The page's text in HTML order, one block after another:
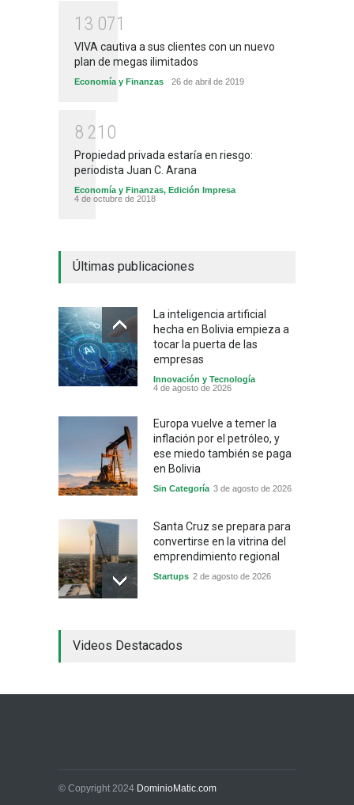
1 3 071
VIVA cautiva a sus clientes con un nuevo
plan de megas ilimitados
Economía y Finanzas 26 de abril de 2019
8 21 0
Propiedad privada estaría en riesgo:
periodista Juan C. Arana
Economía y Finanzas, Edición Impresa
4 de octubre de 2018
Últimas publicaciones
La inteligencia artificial
hecha en Bolivia empieza a
tocar la puerta de las
empresas
Innovación y Tecnología
4 de agosto de 2026
Europa vuelve a temer la
inflación por el petróleo, y
ese miedo también se paga
en Bolivia
Sin Categoría 3 de agosto de 2026
Santa Cruz se prepara para
convertirse en la vitrina del
emprendimiento regional
Startups 2 de agosto de 2026
industrial y el golpe puede
Sin Categoría 1 de agosto de 2026
Videos Destacados
© Copyright 2024 DominioMatic.com